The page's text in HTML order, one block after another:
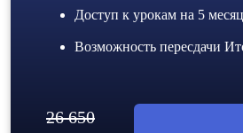
Доступ к урокам на 5
Возможность пересдачи
26 650